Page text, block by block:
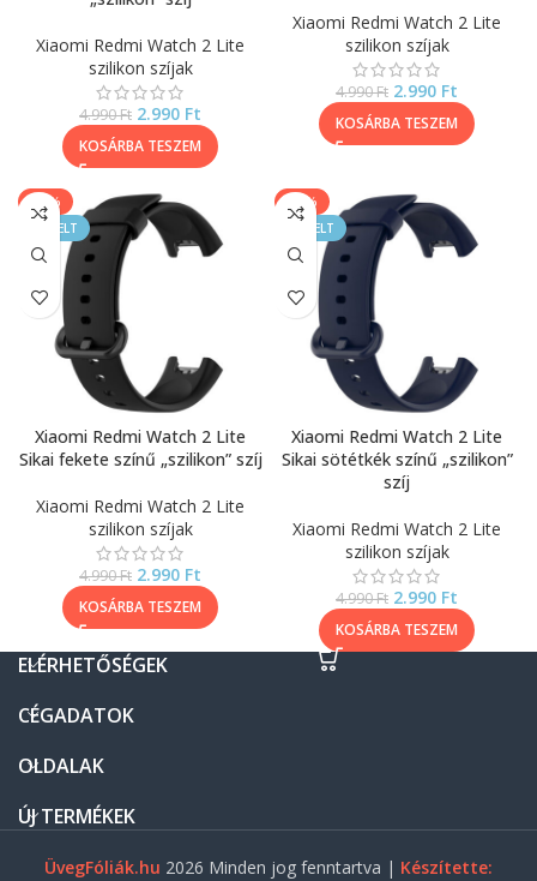
Xiaomi Redmi Watch 2 Lite
szilikon szíjak
4.990Ft 2.990 Ft
KOSÁRBA TESZEM
Xiaomi Redmi Watch 2 Lite
szilikon szíjak
4.990Ft 2.990 Ft
KOSÁRBA TESZEM
-40%
KIEMELT
Xiaomi Redmi Watch 2 Lite
Sikai fekete színű „szilikon” szíj
Xiaomi Redmi Watch 2 Lite
szilikon szíjak
4.990Ft 2.990 Ft
KOSÁRBA TESZEM
-40%
KIEMELT
Xiaomi Redmi Watch 2 Lite
Sikai sötétkék színű „szilikon”
szíj
Xiaomi Redmi Watch 2 Lite
szilikon szíjak
4.990Ft 2.990 Ft
KOSÁRBA TESZEM
ELÉRHETŐSÉGEK
CÉGADATOK
OLDALAK
ÚJ TERMÉKEK
ÜvegFóliák.hu 2026 Minden jog fenntartva | Készítette: